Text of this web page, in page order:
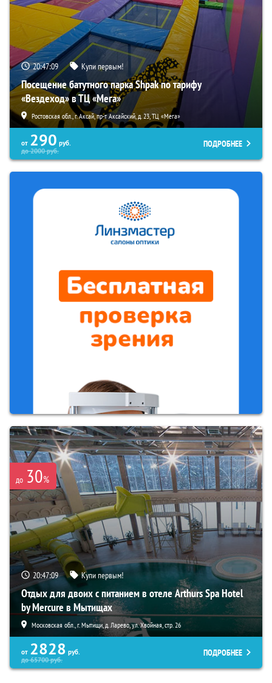
20:47:07 Купи первым!
Посещение батутного парка Shpak по тарифу
«Вездеход» в ТЦ «Мега»
Ростовская обл., г. Аксай, пр-т Аксайский, д. 23, ТЦ «Мега»
от 290 руб.
до2000руб.
ПОДРОБНЕЕ
до 30%
20:47:07 Купи первым!
Отдых для двоих с питанием в отеле Arthurs Spa Hotel
by Mercure в Мытищах
Московская обл., г. Мытищи, д. Ларево, ул. Хвойная, стр. 26
от 2828 руб.
до65700руб.
ПОДРОБНЕЕ